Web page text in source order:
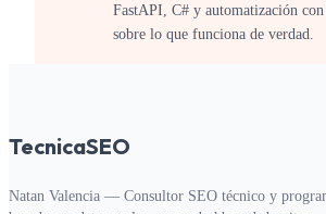
FastAPI, C# y automatización
sobre lo que funciona de verdad.
TecnicaSEO
Natan Valencia — Consultor SEO técnico y